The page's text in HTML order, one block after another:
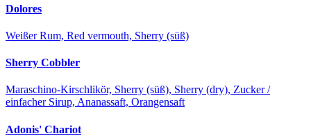
Dolores
Weißer Rum, Red vermouth, Sherry (süß)
Sherry Cobbler
Maraschino-Kirschlikör, Sherry (süß), Sherry (dry), Zucker /
einfacher Sirup, Ananassaft, Orangensaft
Adonis' Chariot